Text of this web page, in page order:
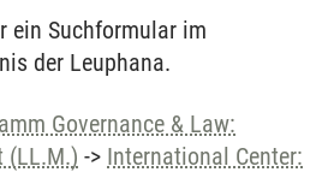
ein Suchformular im
der Leuphana.
Governance & Law:
(LL.M.) -> International Center: